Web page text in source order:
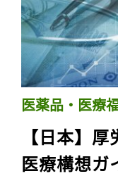
医薬品・医療
【日本】
医療構想ガ